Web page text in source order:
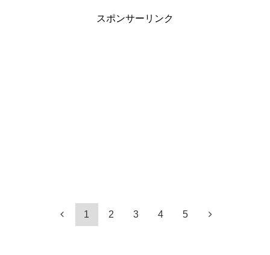
スポンサーリンク
1 2 3 4 5